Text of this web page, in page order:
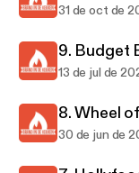
31 de oct de
9. Budget
13 de jul de
8. Wheel
30 de jun de